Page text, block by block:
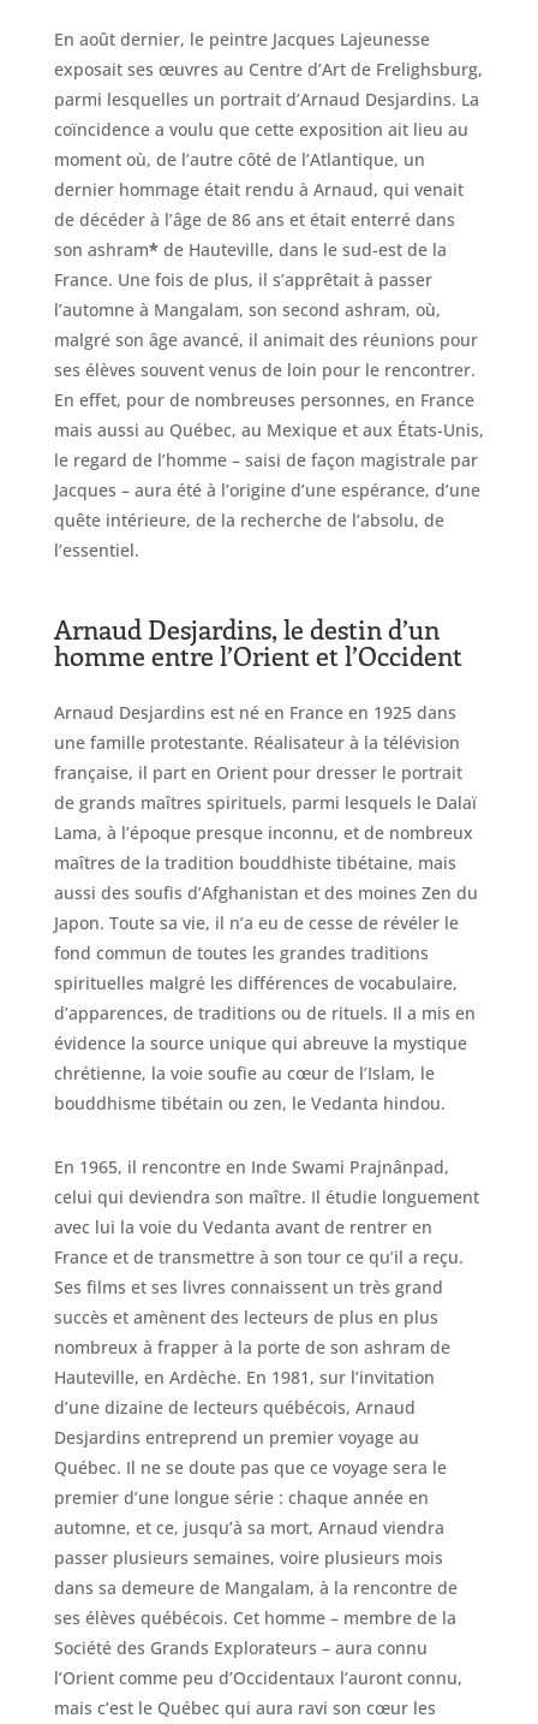
En août dernier, le peintre Jacques Lajeunesse
exposait ses œuvres au Centre d’Art de Frelighsburg,
parmi lesquelles un portrait d’Arnaud Desjardins. La
coïncidence a voulu que cette exposition ait lieu au
moment où, de l’autre côté de l’Atlantique, un
dernier hommage était rendu à Arnaud, qui venait
de décéder à l’âge de 86 ans et était enterré dans
son ashram* de Hauteville, dans le sud-est de la
France. Une fois de plus, il s’apprêtait à passer
l’automne à Mangalam, son second ashram, où,
malgré son âge avancé, il animait des réunions pour
ses élèves souvent venus de loin pour le rencontrer.
En effet, pour de nombreuses personnes, en France
mais aussi au Québec, au Mexique et aux États-Unis,
le regard de l’homme – saisi de façon magistrale par
Jacques – aura été à l’origine d’une espérance, d’une
quête intérieure, de la recherche de l’absolu, de
l’essentiel.
Arnaud Desjardins, le destin d’un
homme entre l’Orient et l’Occident
Arnaud Desjardins est né en France en 1925 dans
une famille protestante. Réalisateur à la télévision
française, il part en Orient pour dresser le portrait
de grands maîtres spirituels, parmi lesquels le Dalaï
Lama, à l’époque presque inconnu, et de nombreux
maîtres de la tradition bouddhiste tibétaine, mais
aussi des soufis d’Afghanistan et des moines Zen du
Japon. Toute sa vie, il n’a eu de cesse de révéler le
fond commun de toutes les grandes traditions
spirituelles malgré les différences de vocabulaire,
d’apparences, de traditions ou de rituels. Il a mis en
évidence la source unique qui abreuve la mystique
chrétienne, la voie soufie au cœur de l’Islam, le
bouddhisme tibétain ou zen, le Vedanta hindou.
En 1965, il rencontre en Inde Swami Prajnânpad,
celui qui deviendra son maître. Il étudie longuement
avec lui la voie du Vedanta avant de rentrer en
France et de transmettre à son tour ce qu’il a reçu.
Ses films et ses livres connaissent un très grand
succès et amènent des lecteurs de plus en plus
nombreux à frapper à la porte de son ashram de
Hauteville, en Ardèche. En 1981, sur l’invitation
d’une dizaine de lecteurs québécois, Arnaud
Desjardins entreprend un premier voyage au
Québec. Il ne se doute pas que ce voyage sera le
premier d’une longue série : chaque année en
automne, et ce, jusqu’à sa mort, Arnaud viendra
passer plusieurs semaines, voire plusieurs mois
dans sa demeure de Mangalam, à la rencontre de
ses élèves québécois. Cet homme – membre de la
Société des Grands Explorateurs – aura connu
l’Orient comme peu d’Occidentaux l’auront connu,
mais c’est le Québec qui aura ravi son cœur les